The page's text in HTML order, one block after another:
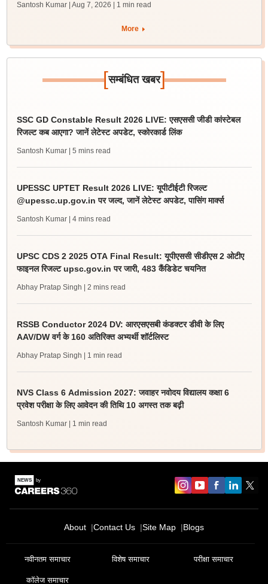
Santosh Kumar | Aug 7, 2026 | 1 min read
More
[सम्बंधित खबर]
SSC GD Constable Result 2026 LIVE: एसएससी जीडी कांस्टेबल
रिजल्ट कब आएगा? जानें लेटेस्ट अपडेट, स्कोरकार्ड लिंक
Santosh Kumar | 5 mins read
UPESSC UPTET Result 2026 LIVE: यूपीटीईटी रिजल्ट
@upessc.up.gov.in पर जल्द, जानें लेटेस्ट अपडेट, पासिंग मार्क्स
Santosh Kumar | 4 mins read
UPSC CDS 2 2025 OTA Final Result: यूपीएससी सीडीएस 2 ओटीए
फाइनल रिजल्ट upsc.gov.in पर जारी, 483 कैंडिडेट चयनित
Abhay Pratap Singh | 2 mins read
RSSB Conductor 2024 DV: आरएसएसबी कंडक्टर डीवी के लिए
AAV/DW वर्ग के 160 अतिरिक्त अभ्यर्थी शॉर्टलिस्ट
Abhay Pratap Singh | 1 min read
NVS Class 6 Admission 2027: जवाहर नवोदय विद्यालय कक्षा 6
प्रवेश परीक्षा के लिए आवेदन की तिथि 10 अगस्त तक बढ़ी
Santosh Kumar | 1 min read
About Contact Us Site Map Blogs
नवीनतम समाचार विशेष समाचार परीक्षा समाचार
कॉलेज समाचार